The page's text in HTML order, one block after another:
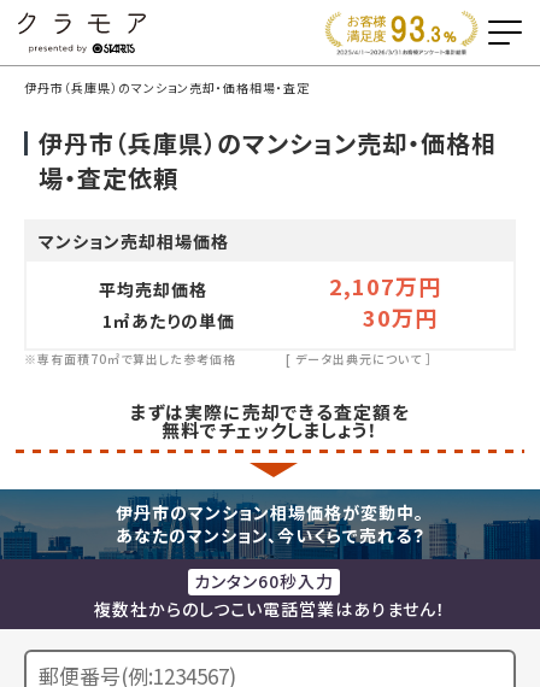
伊丹市（兵庫県）のマンション売却・価格相場・査定
伊丹市（兵庫県）のマンション売却・価格相
場・査定依頼
マンション売却相場価格
平均売却価格
2,107万円
1㎡あたりの単価 30万円
※専有面積70㎡で算出した参考価格 [ データ出典元について ］
まずは実際に売却できる査定額を
無料でチェックしましょう！
伊丹市のマンション相場価格が変動中。
あなたのマンション、今いくらで売れる？
カンタン60秒入力
複数社からのしつこい電話営業はありません！